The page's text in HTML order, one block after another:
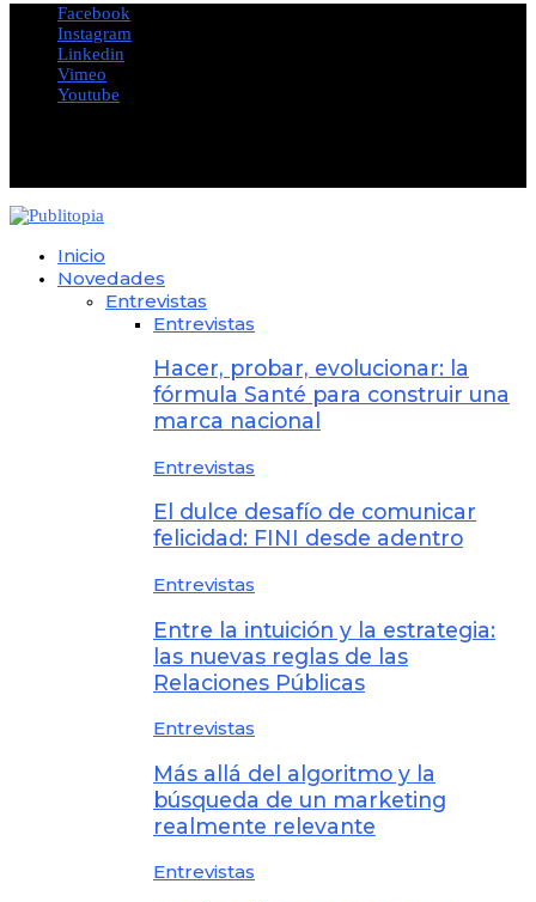
Facebook
Instagram
Linkedin
Vimeo
Youtube
Inicio
Novedades
Entrevistas
Entrevistas
Hacer, probar, evolucionar: la
fórmula Santé para construir una
marca nacional
Entrevistas
El dulce desafío de comunicar
felicidad: FINI desde adentro
Entrevistas
Entre la intuición y la estrategia:
las nuevas reglas de las
Relaciones Públicas
Entrevistas
Más allá del algoritmo y la
búsqueda de un marketing
realmente relevante
Entrevistas